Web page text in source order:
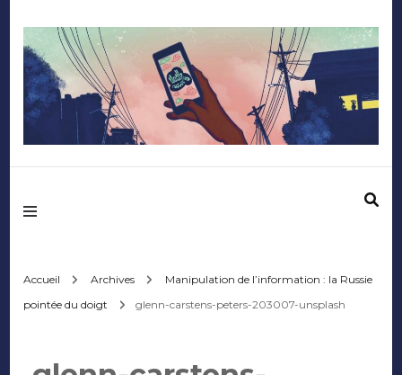
Mediafactory – Le
d'Audencia
SciencesCom
Accueil Archives
Manipulation de l’information : la Russie
pointée du doigt
glenn-carstens-peters-203007-unsplash